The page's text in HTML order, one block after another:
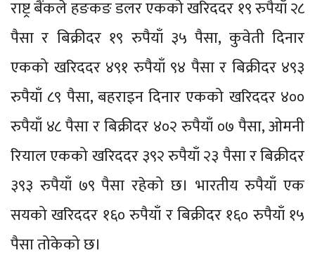
राष्ट्र बैंकले हङकङ डलर एकको खरिददर १९ रुपैयाँ २८
पैसा र बिक्रीदर १९ रुपैयाँ ३५ पैसा, कुवेती दिनार
एकको खरिददर ४९१ रुपैयाँ ९४ पैसा र बिक्रीदर ४९३
रुपैयाँ ८९ पैसा, बहराइन दिनार एकको खरिददर ४००
रुपैयाँ ४८ पैसा र बिक्रीदर ४०२ रुपैयाँ ०७ पैसा, ओमनी
रियाल एकको खरिददर ३९२ रुपैयाँ २३ पैसा र बिक्रीदर
३९३ रुपैयाँ ७९ पैसा रहेको छ। भारतीय रुपैयाँ एक
सयको खरिददर १६० रुपैयाँ र बिक्रीदर १६० रुपैयाँ १५
पैसा तोकेको छ।